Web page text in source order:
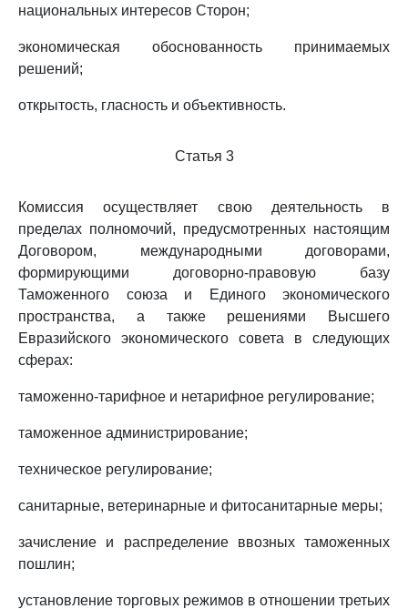
национальных интересов Сторон;
экономическая обоснованность принимаемых
решений;
открытость, гласность и объективность.
Статья 3
Комиссия осуществляет свою деятельность в
пределах полномочий, предусмотренных настоящим
Договором, международными договорами,
формирующими договорно-правовую базу
Таможенного союза и Единого экономического
пространства, а также решениями Высшего
Евразийского экономического совета в следующих
сферах:
таможенно-тарифное и нетарифное регулирование;
таможенное администрирование;
техническое регулирование;
санитарные, ветеринарные и фитосанитарные меры;
зачисление и распределение ввозных таможенных
пошлин;
установление торговых режимов в отношении третьих